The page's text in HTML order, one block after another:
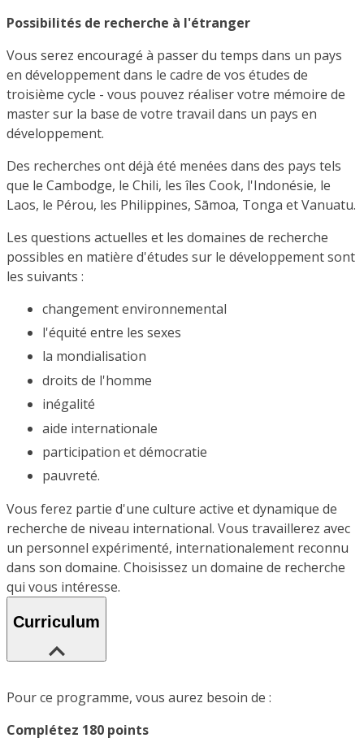
Possibilités de recherche à l'étranger
Vous serez encouragé à passer du temps dans un pays
en développement dans le cadre de vos études de
troisième cycle - vous pouvez réaliser votre mémoire de
master sur la base de votre travail dans un pays en
développement.
Des recherches ont déjà été menées dans des pays tels
que le Cambodge, le Chili, les îles Cook, l'Indonésie, le
Laos, le Pérou, les Philippines, Sāmoa, Tonga et Vanuatu.
Les questions actuelles et les domaines de recherche
possibles en matière d'études sur le développement sont
les suivants :
changement environnemental
l'équité entre les sexes
la mondialisation
droits de l'homme
inégalité
aide internationale
participation et démocratie
pauvreté.
Vous ferez partie d'une culture active et dynamique de
recherche de niveau international. Vous travaillerez avec
un personnel expérimenté, internationalement reconnu
dans son domaine. Choisissez un domaine de recherche
qui vous intéresse.
Curriculum
Pour ce programme, vous aurez besoin de :
Complétez 180 points